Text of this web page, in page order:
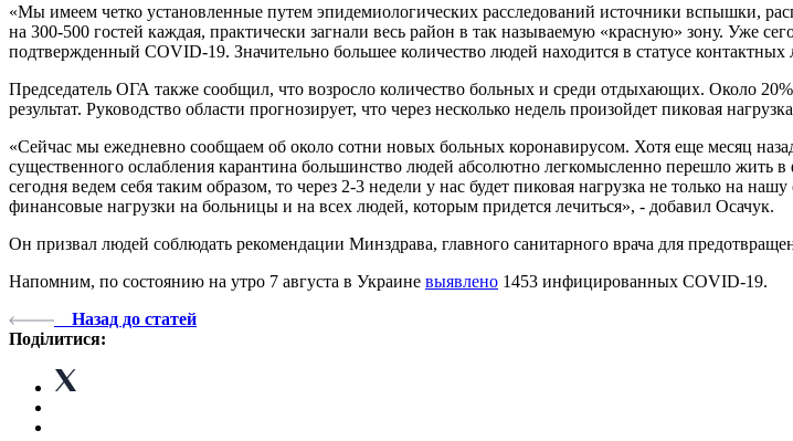
«Мы имеем четко установленные путем эпидемиологических расследований источники вспышки,
на 300-500 гостей каждая, практически загнали весь район в так называемую «красную» зону. Уже
подтвержденный COVID-19. Значительно большее количество людей находится в статусе контактных
Председатель ОГА также сообщил, что возросло количество больных и среди отдыхающих. Около
результат. Руководство области прогнозирует, что через несколько недель произойдет пиковая
«Сейчас мы ежедневно сообщаем об около сотни новых больных коронавирусом. Хотя еще месяц
существенного ослабления карантина большинство людей абсолютно легкомысленно перешло жить
сегодня ведем себя таким образом, то через 2-3 недели у нас будет пиковая нагрузка не только на
финансовые нагрузки на больницы и на всех людей, которым придется лечиться», - добавил Осачук.
Он призвал людей соблюдать рекомендации Минздрава, главного санитарного врача для
Напомним, по состоянию на утро 7 августа в Украине выявлено 1453 инфицированных COVID-19.
Назад до статей
Поділитися: